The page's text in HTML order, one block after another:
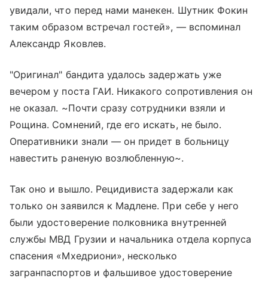
увидали, что перед нами манекен. Шутник Фокин
таким образом встречал гостей», — вспоминал
Александр Яковлев.
"Оригинал" бандита удалось задержать уже
вечером у поста ГАИ. Никакого сопротивления он
не оказал. ~Почти сразу сотрудники взяли и
Рощина. Сомнений, где его искать, не было.
Оперативники знали — он придет в больницу
навестить раненую возлюбленную~.
Так оно и вышло. Рецидивиста задержали как
только он заявился к Мадлене. При себе у него
были удостоверение полковника внутренней
службы МВД Грузии и начальника отдела корпуса
спасения «Мхедриони», несколько
загранпаспортов и фальшивое удостоверение